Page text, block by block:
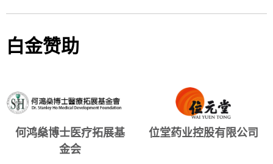
白金赞助
何鸿燊博士医疗拓展基
金会
位堂药业控股有限公司